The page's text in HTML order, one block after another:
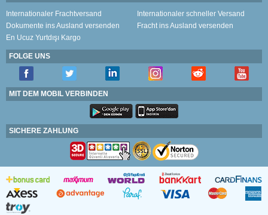
Internationaler Frachtversand
Internationaler schneller Versand
Dokumente ins Ausland versenden
Fracht ins Ausland versenden
En Ucuz Yurtdışı Kargo
FOLGE UNS
MIT DEM MOBIL VERBINDEN
SICHERE ZAHLUNG